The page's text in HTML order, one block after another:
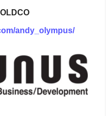
andy_olympus/